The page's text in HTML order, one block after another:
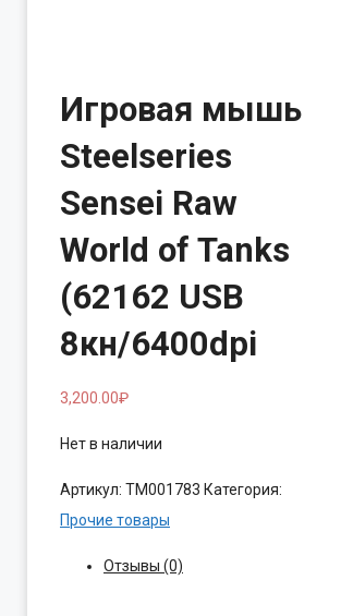
Игровая мышь
Steelseries
Sensei Raw
World of Tanks
(62162 USB
8кн/6400dpi
3,200.00₽
Нет в наличии
Артикул: ТМ001783 Категория:
Прочие товары
Отзывы (0)